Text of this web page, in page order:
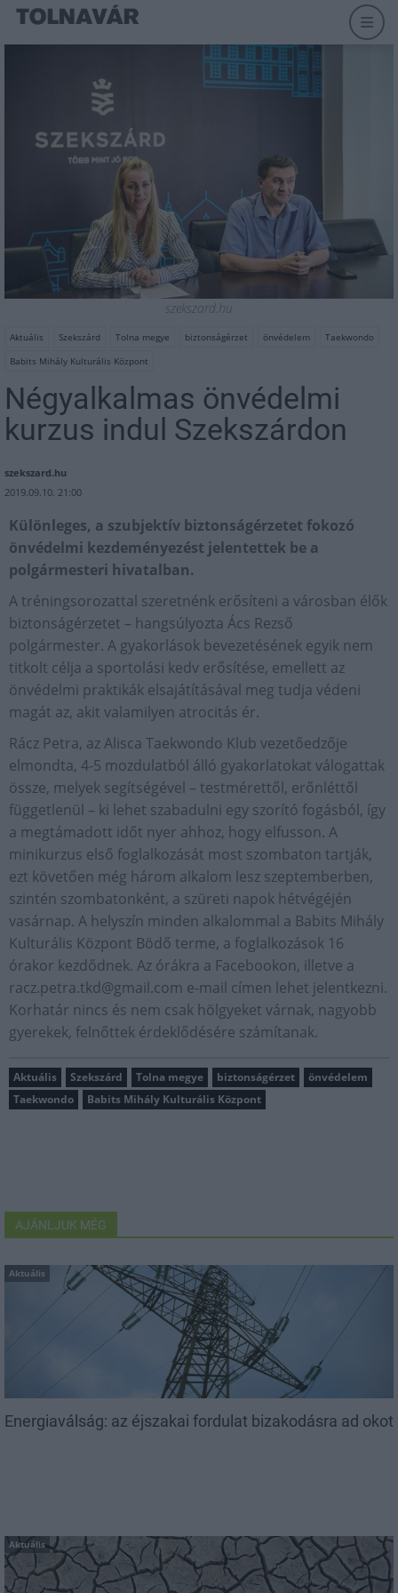
szekszard.hu
Aktuális Szekszárd Tolna megye biztonságérzet önvédelem
Taekwondo
Babits Mihály Kulturális Központ
Négyalkalmas önvédelmi
kurzus indul Szekszárdon
szekszard.hu
2019.09.10. 21:00
Különleges, a szubjektív biztonságérzetet fokozó
önvédelmi kezdeményezést jelentettek be a
polgármesteri hivatalban.
A tréningsorozattal szeretnénk erősíteni a városban élők
biztonságérzetet – hangsúlyozta Ács Rezső
polgármester. A gyakorlások bevezetésének egyik nem
titkolt célja a sportolási kedv erősítése, emellett az
önvédelmi praktikák elsajátításával meg tudja védeni
magát az, akit valamilyen atrocitás ér.
Rácz Petra, az Alisca Taekwondo Klub vezetőedzője
elmondta, 4-5 mozdulatból álló gyakorlatokat válogattak
össze, melyek segítségével – testmérettől, erőnléttől
függetlenül – ki lehet szabadulni egy szorító fogásból, így
a megtámadott időt nyer ahhoz, hogy elfusson. A
minikurzus első foglalkozását most szombaton tartják,
ezt követően még három alkalom lesz szeptemberben,
szintén szombatonként, a szüreti napok hétvégéjén
vasárnap. A helyszín minden alkalommal a Babits Mihály
Kulturális Központ Bödő terme, a foglalkozások 16
órakor kezdődnek. Az órákra a Facebookon, illetve a
racz.petra.tkd@gmail.com e-mail címen lehet jelentkezni.
Korhatár nincs és nem csak hölgyeket várnak, nagyobb
gyerekek, felnőttek érdeklődésére számítanak.
Aktuális Szekszárd Tolna megye biztonságérzet
önvédelem
Taekwondo
Babits Mihály Kulturális Központ
AJÁNLJUK MÉG
Aktuális
Energiaválság: az éjszakai fordulat bizakodásra ad okot
Aktuális